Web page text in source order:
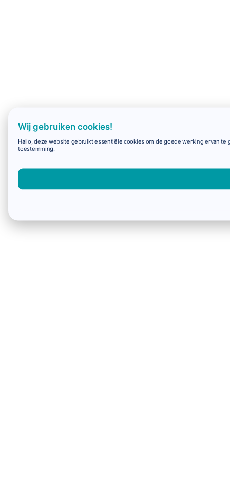
Wij gebruiken cookies!
Hallo, deze website gebruikt essentiële cookies om de goede werking ervan
toestemming.